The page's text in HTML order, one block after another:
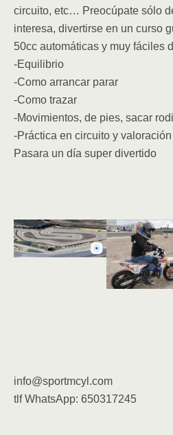
circuito, etc… Preocúpate sólo
interesa, divertirse en un curso
50cc automáticas y muy fáciles
-Equilibrio
-Como arrancar parar
-Como trazar
-Movimientos, de pies, sacar
-Práctica en circuito y valoración
Pasara un día super divertido
info@sportmcyl.com
tlf WhatsApp: 650317245